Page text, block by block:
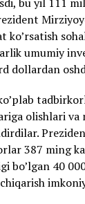
ko’rsatish
umumiy
dollardan
olishlari
387 ming
bo’lgan 40